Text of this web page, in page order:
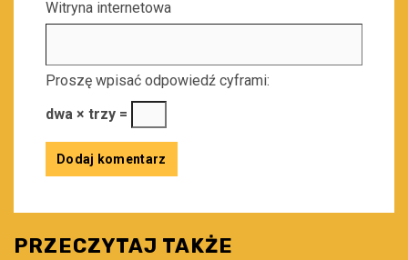
Witryna internetowa
Proszę wpisać odpowiedź cyframi:
dwa × trzy =
PRZECZYTAJ TAKŻE